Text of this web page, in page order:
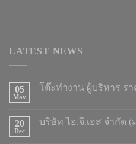
LATEST NEWS
05
May
โต๊ะทำงาน ผู้บริหาร รา
20
Dec
บริษัท ไอ.จี.เอส จำกัด